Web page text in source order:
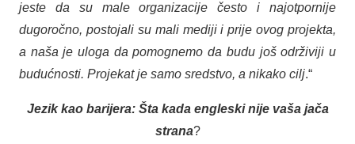
jeste da su male organizacije često i najotpornije
dugoročno, postojali su mali mediji i prije ovog projekta,
a naša je uloga da pomognemo da budu još održiviji u
budućnosti. Projekat je samo sredstvo, a nikako cilj.“
Jezik kao barijera: Šta kada engleski nije vaša jača
strana?